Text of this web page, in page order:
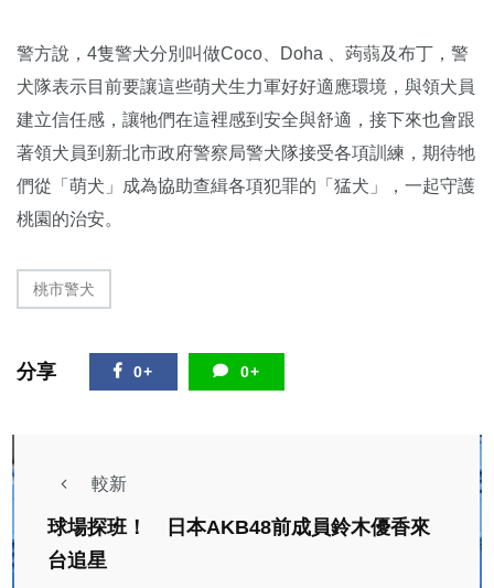
警方說，4隻警犬分別叫做Coco、Doha 、蒟蒻及布丁，警
犬隊表示目前要讓這些萌犬生力軍好好適應環境，與領犬員
建立信任感，讓牠們在這裡感到安全與舒適，接下來也會跟
著領犬員到新北市政府警察局警犬隊接受各項訓練，期待牠
們從「萌犬」成為協助查緝各項犯罪的「猛犬」，一起守護
桃園的治安。
桃市警犬
分享 0+ 0+
較新
球場探班！ 日本AKB48前成員鈴木優香來
台追星